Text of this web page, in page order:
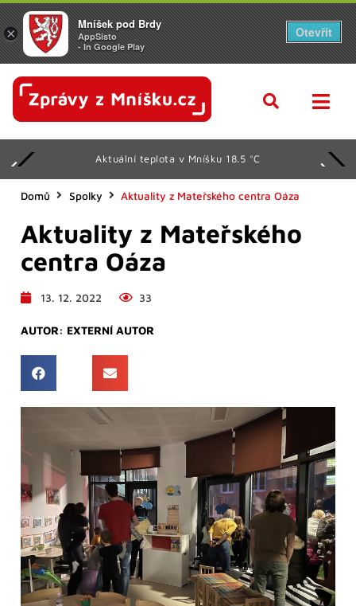
Aktuální teplota v Mníšku 18.5 °C
Domů Spolky Aktuality z Mateřského centra Oáza
Aktuality z Mateřského
centra Oáza
13. 12. 2022 33
AUTOR: EXTERNÍ AUTOR
×
Mníšek pod Brdy
AppSisto
- In Google Play
Otevřít